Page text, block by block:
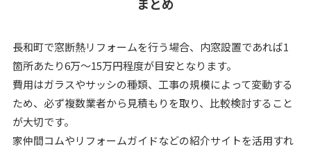
まとめ
長和町で窓断熱リフォームを行う場合、内窓設置であれば1
箇所あたり6万～15万円程度が目安となります。
費用はガラスやサッシの種類、工事の規模によって変動する
ため、必ず複数業者から見積もりを取り、比較検討すること
が大切です。
家仲間コムやリフォームガイドなどの紹介サイトを活用すれ